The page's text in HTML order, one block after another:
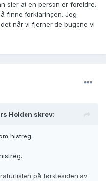
sier at en person er foreldre.
finne forklaringen. Jeg
når vi fjerner de bugene vi
Holden skrev:
histreg.
på førstesiden av